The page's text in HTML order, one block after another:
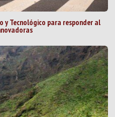
y Tecnológico para responder al